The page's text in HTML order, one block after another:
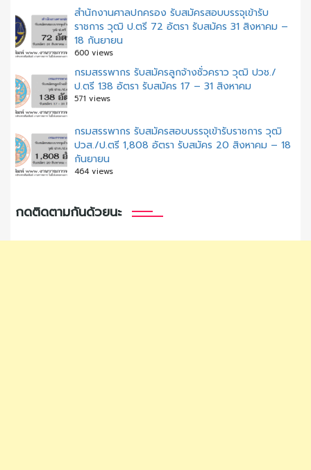
สํานักงานศาลปกครอง รับสมัครสอบบรรจุเข้ารับ
ราชการ วุฒิ ป.ตรี 72 อัตรา รับสมัคร 31 สิงหาคม –
18 กันยายน
600 views
กรมสรรพากร รับสมัครลูกจ้างชั่วคราว วุฒิ ปวช./
ป.ตรี 138 อัตรา รับสมัคร 17 – 31 สิงหาคม
571 views
กรมสรรพากร รับสมัครสอบบรรจุเข้ารับราชการ วุฒิ
ปวส./ป.ตรี 1,808 อัตรา รับสมัคร 20 สิงหาคม – 18
กันยายน
464 views
กดติดตามกันด้วยนะ